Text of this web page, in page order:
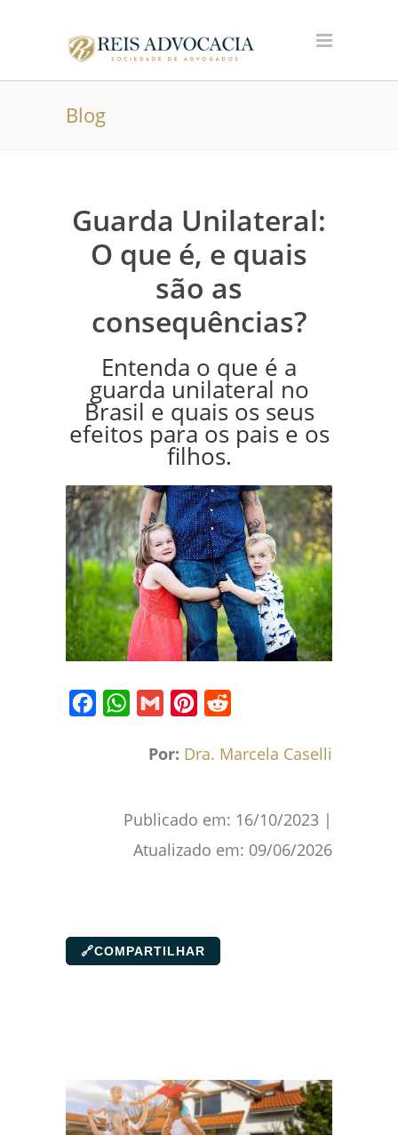
Blog
Guarda Unilateral:
O que é, e quais
são as
consequências?
Entenda o que é a
guarda unilateral no
Brasil e quais os seus
efeitos para os pais e os
filhos.
FacebookWhatsApp
Gmail Pinterest
Por: Dra. Marcela Caselli
Publicado em: 16/10/2023 |
Atualizado em: 09/06/2026
🔗COMPARTILHAR